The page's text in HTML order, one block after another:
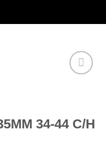
34-44 C/H